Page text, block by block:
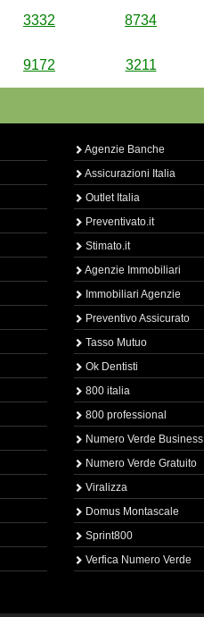
3332 8734
9172 3211
Agenzie Banche
Assicurazioni Italia
Outlet Italia
Preventivato.it
Stimato.it
Agenzie Immobiliari
Immobiliari Agenzie
Preventivo Assicurato
Tasso Mutuo
Ok Dentisti
800 italia
800 professional
Numero Verde Business
Numero Verde Gratuito
Viralizza
Domus Montascale
Sprint800
Verfica Numero Verde